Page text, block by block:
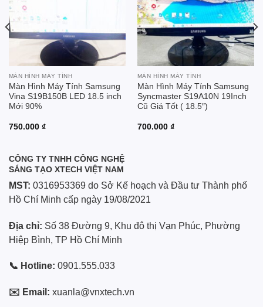
MÀN HÌNH MÁY TÍNH
Màn Hình Máy Tính Samsung
Vina S19B150B LED 18.5 inch
Mới 90%
750.000 ₫
MÀN HÌNH MÁY TÍNH
Màn Hình Máy Tính Samsung
Syncmaster S19A10N 19Inch
Cũ Giá Tốt ( 18.5″)
700.000 ₫
CÔNG TY TNHH CÔNG NGHỆ
SÁNG TẠO XTECH VIỆT NAM
MST: 0316953369 do Sở Kế hoạch và Đầu tư Thành phố
Hồ Chí Minh cấp ngày 19/08/2021
Địa chỉ: Số 38 Đường 9, Khu đô thị Vạn Phúc, Phường
Hiệp Bình, TP Hồ Chí Minh
📞 Hotline: 0901.555.033
✉️ Email: xuanla@vnxtech.vn